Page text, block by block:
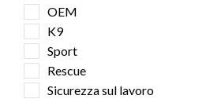
OEM
K9
Sport
Rescue
Sicurezza sul lavoro